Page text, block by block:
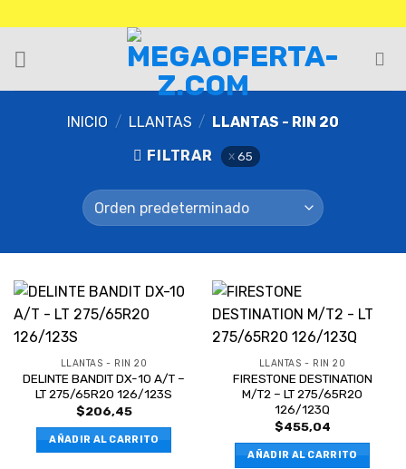
INICIO / LLANTAS / LLANTAS - RIN 20
FILTRAR
65
LLANTAS - RIN 20
DELINTE BANDIT DX-10 A/T –
LT 275/65R20 126/123S
$206,45
AÑADIR AL CARRITO
LLANTAS - RIN 20
FIRESTONE DESTINATION
M/T2 – LT 275/65R20
126/123Q
$455,04
AÑADIR AL CARRITO